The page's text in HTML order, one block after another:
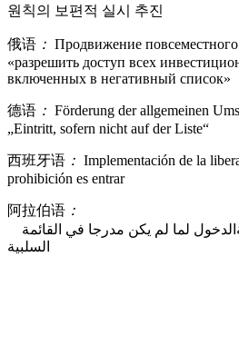
원칙의 보편적 실시 추진
俄语 ： Продвижение
«разрешить доступ всех
включенных в негативный список»
德语 ： Förderung der allgemeinen
„Eintritt, sofern nicht auf der Liste“
西班牙语 ： Implementación de la
prohibición es entrar
阿拉伯语 ：